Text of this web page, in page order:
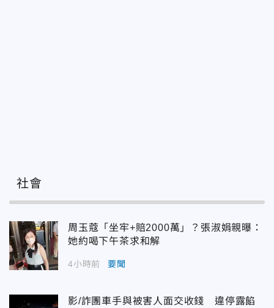
社會
周玉蔻「坐牢+賠2000萬」？張淑娟親曝：
她約喝下午茶求和解
4小時前 要聞
影/詐團車手與被害人面交收錢 違停露餡